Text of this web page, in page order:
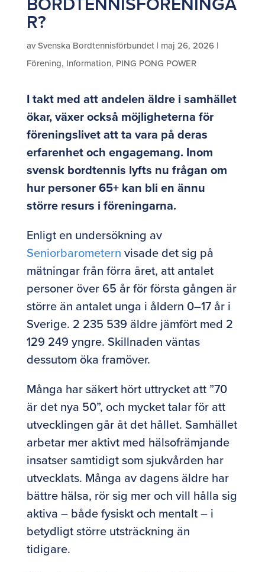
R?
avSvenska Bordtennisförbundet| maj 26, 2026|
Förening, Information, PING PONG POWER
I takt med att andelen äldre i samhället
ökar, växer också möjligheterna för
föreningslivet att ta vara på deras
erfarenhet och engagemang. Inom
svensk bordtennis lyfts nu frågan om
hur personer 65+ kan bli en ännu
större resurs i föreningarna.
Enligt en undersökning av
Seniorbarometern visade det sig på
mätningar från förra året, att antalet
personer över 65 år för första gången är
större än antalet unga i åldern 0–17 år i
Sverige. 2 235 539 äldre jämfört med 2
129 249 yngre. Skillnaden väntas
dessutom öka framöver.
Många har säkert hört uttrycket att ”70
är det nya 50”, och mycket talar för att
utvecklingen går åt det hållet. Samhället
arbetar mer aktivt med hälsofrämjande
insatser samtidigt som sjukvården har
utvecklats. Många av dagens äldre har
bättre hälsa, rör sig mer och vill hålla sig
aktiva – både fysiskt och mentalt – i
betydligt större utsträckning än
tidigare.